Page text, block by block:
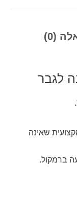
(0)
לגבר
שאינה
ברמקול.